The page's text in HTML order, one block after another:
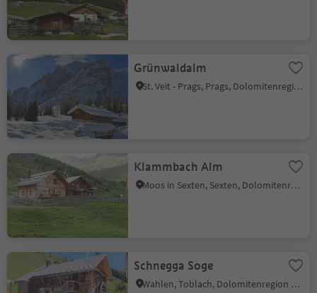
Grünwaldalm
St. Veit - Prags, Prags, Dolomitenregion 3 Zinnen
Klammbach Alm
Moos in Sexten, Sexten, Dolomitenregion 3 Zinnen
Schnegga Soge
Wahlen, Toblach, Dolomitenregion 3 Zinnen